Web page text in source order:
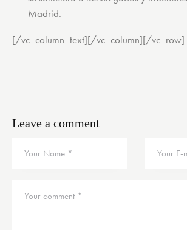
Madrid.
[/vc_column_text][/vc_column][/vc_row]
Leave a comment